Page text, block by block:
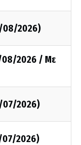
08/2026)
08/2026 / Με
07/2026)
2026)